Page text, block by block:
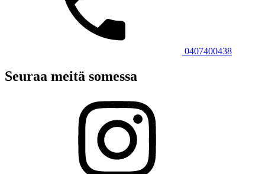
0407400438
Seuraa meitä somessa